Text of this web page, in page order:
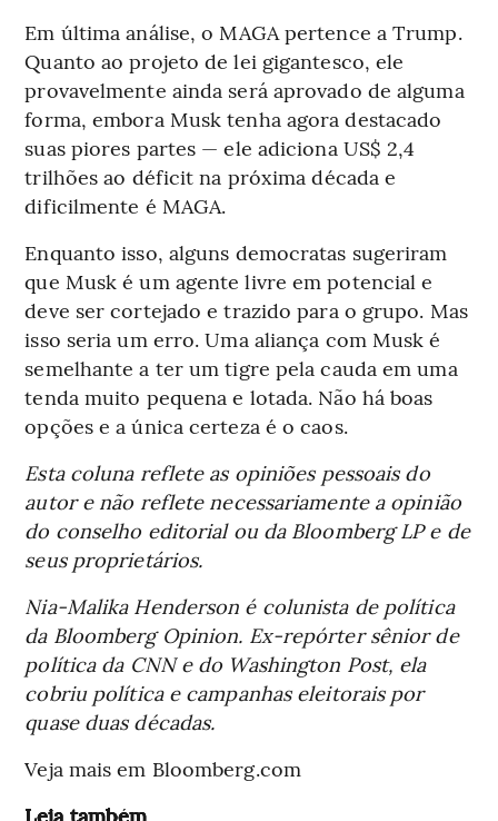
Em última análise, o MAGA pertence a Trump.
Quanto ao projeto de lei gigantesco, ele
provavelmente ainda será aprovado de alguma
forma, embora Musk tenha agora destacado
suas piores partes — ele adiciona US$ 2,4
trilhões ao déficit na próxima década e
dificilmente é MAGA.
Enquanto isso, alguns democratas sugeriram
que Musk é um agente livre em potencial e
deve ser cortejado e trazido para o grupo. Mas
isso seria um erro. Uma aliança com Musk é
semelhante a ter um tigre pela cauda em uma
tenda muito pequena e lotada. Não há boas
opções e a única certeza é o caos.
Esta coluna reflete as opiniões pessoais do
autor e não reflete necessariamente a opinião
do conselho editorial ou da Bloomberg LP e de
seus proprietários.
Nia-Malika Henderson é colunista de política
da Bloomberg Opinion. Ex-repórter sênior de
política da CNN e do Washington Post, ela
cobriu política e campanhas eleitorais por
quase duas décadas.
Veja mais em Bloomberg.com
Leia também